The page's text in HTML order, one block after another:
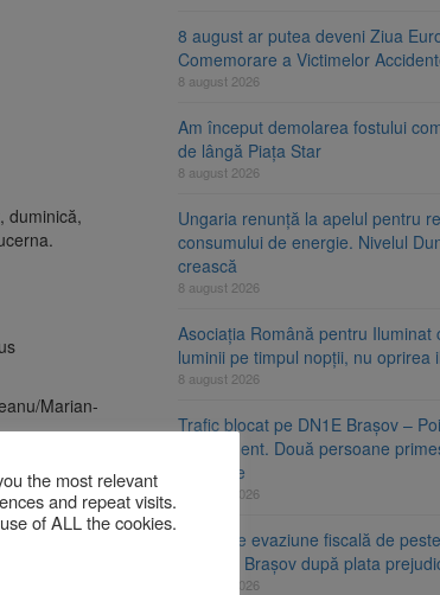
duminică,
Marian-
8 august ar putea deveni Ziua
Comemorare a Victimelor
8 august 2026
Am început demolarea fostului
de lângă Piața Star
8 august 2026
Ungaria renunță la apelul pentru
consumului de energie. Nivelul
crească
8 august 2026
Asociația Română pentru Iluminat
luminii pe timpul nopții, nu oprirea
8 august 2026
Trafic blocat pe DN1E Brașov –
un accident. Două persoane
medicale
7 august 2026
Dosar de evaziune fiscală de
clasat la Brașov după plata
7 august 2026
the most relevant
and repeat visits.
of ALL the cookies.